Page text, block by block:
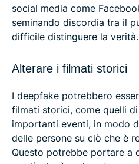
social media come
seminando discordia tra il
difficile distinguere la verità.
Alterare i filmati storici
I deepfake potrebbero
filmati storici, come quelli
importanti eventi, in modo
delle persone su ciò che è
Questo potrebbe portare a